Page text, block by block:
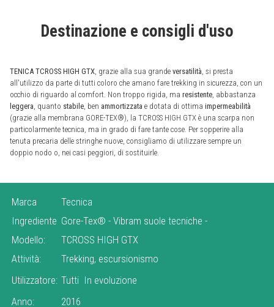
Destinazione e consigli d'uso
TENICA TCROSS HIGH GTX, grazie alla sua grande versatilità, si presta
all'utilizzo da parte di tutti coloro che amano fare trekking in sicurezza, con un
occhio di riguardo al comfort. Non troppo rigida, ma resistente, abbastanza
leggera, quanto stabile, ben ammortizzata e dotata di ottima impermeabilità
(grazie alla membrana GORE-TEX®), la TCROSS HIGH GTX è una scarpa non
particolarmente tecnica, ma in grado di fare tante cose. Per sopperire alla
tenuta precaria delle stringhe nuove, consigliamo di utilizzare sempre un
doppio nodo o, nei casi peggiori, di sostituirle.
Marca
Tecnica
Ingrediente Gore-Tex® - Vibram suole tecniche -
Modello:
TCROSS HIGH GTX
Attività:
Trekking, escursionismo
Utilizzatore: Tutti In evoluzione
Anno:
2016